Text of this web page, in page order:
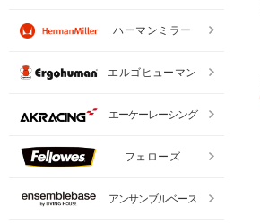
ハーマンミラー
エルゴヒューマン
エーケーレーシング
フェローズ
アンサンブルベース